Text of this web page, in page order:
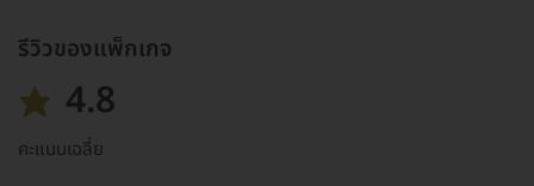
รีวิวของแพ็กเกจ
4.8
คะแนนเฉลี่ย